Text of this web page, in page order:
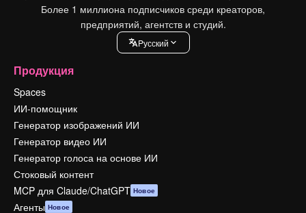
Более 1 миллиона подписчиков среди креаторов,
предприятий, агентств и студий.
Pусский
Продукция
Spaces
ИИ-помощник
Генератор изображений ИИ
Генератор видео ИИ
Генератор голоса на основе ИИ
Стоковый контент
MCP для Claude/ChatGPT Новое
Агенты Новое